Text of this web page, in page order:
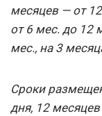
месяцев — от
от 6 мес. до 12
мес., на 3
Сроки
дня, 12